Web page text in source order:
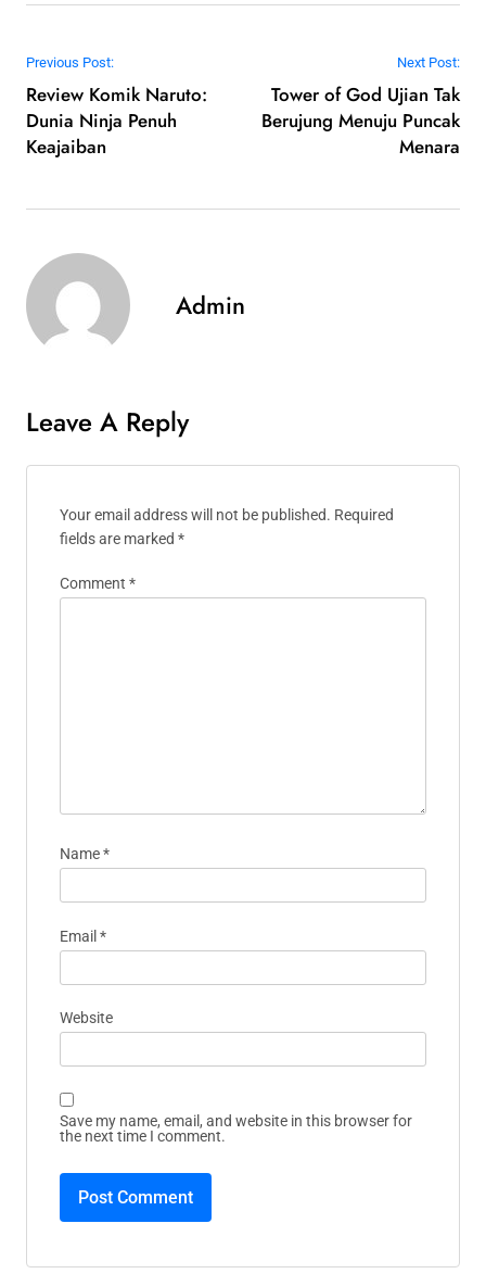
Post navigation
Previous Post:
Review Komik Naruto:
Dunia Ninja Penuh
Keajaiban
Next Post:
Tower of God Ujian Tak
Berujung Menuju Puncak
Menara
Admin
Leave A Reply
Your email address will not be published. Required
fields are marked *
Comment *
Name*
Email *
Website
Save my name, email, and website in this browser for
the next time I comment.